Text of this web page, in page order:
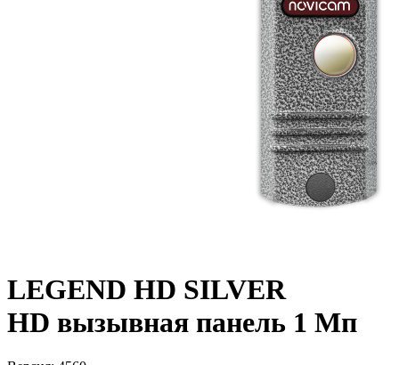
LEGEND HD SILVER
HD вызывная панель 1 Мп